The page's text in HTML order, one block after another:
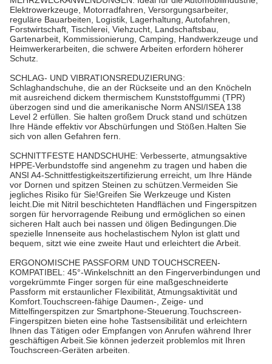
Elektrowerkzeuge, Motorradfahren, Versorgungsarbeiter,
reguläre Bauarbeiten, Logistik, Lagerhaltung, Autofahren,
Forstwirtschaft, Tischlerei, Viehzucht, Landschaftsbau,
Gartenarbeit, Kommissionierung, Camping, Handwerkzeuge und
Heimwerkerarbeiten, die schwere Arbeiten erfordern höherer
Schutz.
SCHLAG- UND VIBRATIONSREDUZIERUNG:
Schlaghandschuhe, die an der Rückseite und an den Knöcheln
mit ausreichend dickem thermischem Kunststoffgummi (TPR)
überzogen sind und die amerikanische Norm ANSI/ISEA 138
Level 2 erfüllen. Sie halten großem Druck stand und schützen
Ihre Hände effektiv vor Abschürfungen und Stößen.Halten Sie
sich von allen Gefahren fern.
SCHNITTFESTE HANDSCHUHE: Verbesserte, atmungsaktive
HPPE-Verbundstoffe sind angenehm zu tragen und haben die
ANSI A4-Schnittfestigkeitszertifizierung erreicht, um Ihre Hände
vor Dornen und spitzen Steinen zu schützen.Vermeiden Sie
jegliches Risiko für Sie!Greifen Sie Werkzeuge und Kisten
leicht.Die mit Nitril beschichteten Handflächen und Fingerspitzen
sorgen für hervorragende Reibung und ermöglichen so einen
sicheren Halt auch bei nassen und öligen Bedingungen.Die
spezielle Innenseite aus hochelastischem Nylon ist glatt und
bequem, sitzt wie eine zweite Haut und erleichtert die Arbeit.
ERGONOMISCHE PASSFORM UND TOUCHSCREEN-
KOMPATIBEL: 45°-Winkelschnitt an den Fingerverbindungen und
vorgekrümmte Finger sorgen für eine maßgeschneiderte
Passform mit erstaunlicher Flexibilität, Atmungsaktivität und
Komfort.Touchscreen-fähige Daumen-, Zeige- und
Mittelfingerspitzen zur Smartphone-Steuerung.Touchscreen-
Fingerspitzen bieten eine hohe Tastsensibilität und erleichtern
Ihnen das Tätigen oder Empfangen von Anrufen während Ihrer
geschäftigen Arbeit.Sie können jederzeit problemlos mit Ihren
Touchscreen-Geräten arbeiten.